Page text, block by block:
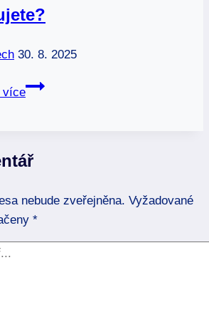
30. 8. 2025
více
Spánek
Kolik
potřebujete?
nebude zveřejněna. Vyžadované
*